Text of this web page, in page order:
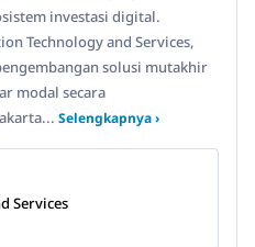
investasi digital.
Technology and Services,
solusi mutakhir
modal secara
Selengkapnya ›
Services